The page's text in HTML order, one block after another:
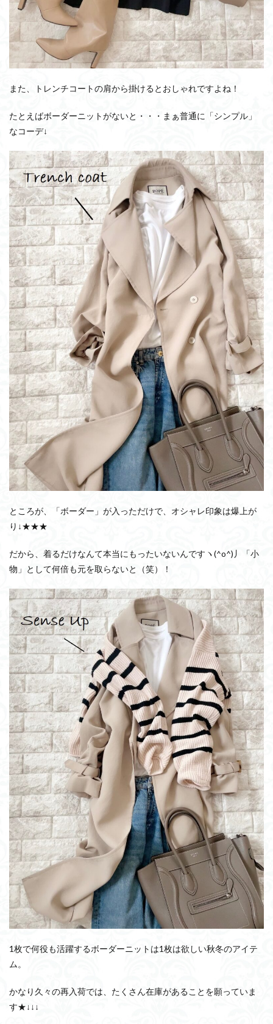
また、トレンチコートの肩から掛けるとおしゃれですよね！
たとえばボーダーニットがないと・・・まぁ普通に「シンプル」
なコーデ↓
ところが、「ボーダー」が入っただけで、オシャレ印象は爆上が
り↓★★★
だから、着るだけなんて本当にもったいないんですヽ(^o^)丿「小
物」として何倍も元を取らないと（笑）！
1枚で何役も活躍するボーダーニットは1枚は欲しい秋冬のアイテ
ム。
かなり久々の再入荷では、たくさん在庫があることを願っていま
す★↓↓↓